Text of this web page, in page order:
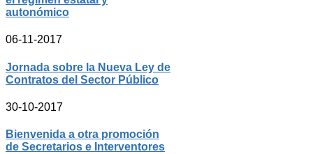
autonómico
06-11-2017
Jornada sobre la Nueva Ley de
Contratos del Sector Público
30-10-2017
Bienvenida a otra promoción
de Secretarios e Interventores